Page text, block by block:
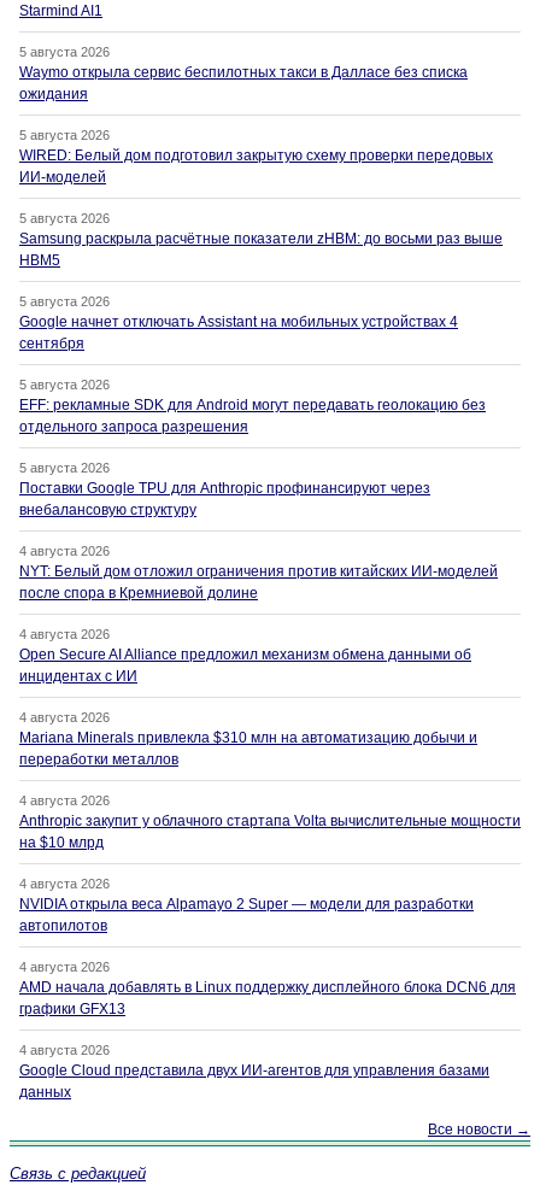
Starmind AI1
5 августа 2026
Waymo открыла сервис беспилотных такси в Далласе без списка
ожидания
5 августа 2026
WIRED: Белый дом подготовил закрытую схему проверки передовых
ИИ-моделей
5 августа 2026
Samsung раскрыла расчётные показатели zHBM: до восьми раз выше
HBM5
5 августа 2026
Google начнет отключать Assistant на мобильных устройствах 4
сентября
5 августа 2026
EFF: рекламные SDK для Android могут передавать геолокацию без
отдельного запроса разрешения
5 августа 2026
Поставки Google TPU для Anthropic профинансируют через
внебалансовую структуру
4 августа 2026
NYT: Белый дом отложил ограничения против китайских ИИ-моделей
после спора в Кремниевой долине
4 августа 2026
Open Secure AI Alliance предложил механизм обмена данными об
инцидентах с ИИ
4 августа 2026
Mariana Minerals привлекла $310 млн на автоматизацию добычи и
переработки металлов
4 августа 2026
Anthropic закупит у облачного стартапа Volta вычислительные мощности
на $10 млрд
4 августа 2026
NVIDIA открыла веса Alpamayo 2 Super — модели для разработки
автопилотов
4 августа 2026
AMD начала добавлять в Linux поддержку дисплейного блока DCN6 для
графики GFX13
4 августа 2026
Google Cloud представила двух ИИ-агентов для управления базами
данных
Все новости →
Связь с редакцией